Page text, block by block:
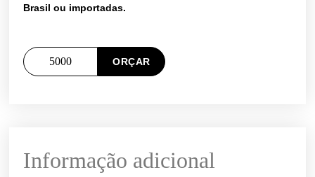
Brasil ou importadas.
ORÇAR
Informação adicional